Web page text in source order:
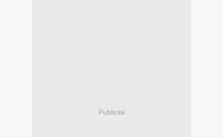
Publicité